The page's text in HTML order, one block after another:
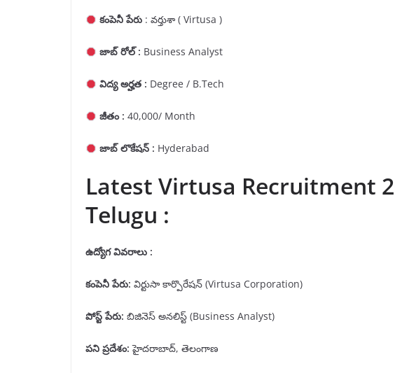
కంపెనీ పేరు : వర్తుశా ( Virtusa )
జాబ్ రోల్ : Business Analyst
విద్య అర్హత : Degree / B.Tech
జీతం : 40,000/ Month
జాబ్ లొకేషన్ : Hyderabad
Latest Virtusa Recruitment
Telugu :
ఉద్యోగ వివరాలు :
కంపెనీ పేరు: విర్టుసా కార్పొరేషన్ (Virtusa Corporation)
పోస్ట్ పేరు: బిజినెస్ అనలిస్ట్ (Business Analyst)
పని ప్రదేశం: హైదరాబాద్, తెలంగాణ